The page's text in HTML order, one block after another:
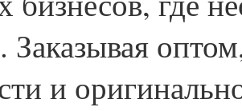
Заказывая
и